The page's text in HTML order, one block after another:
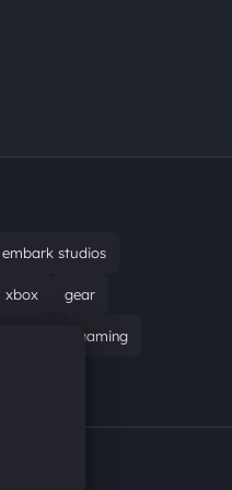
embark studios
xbox gear
gaming